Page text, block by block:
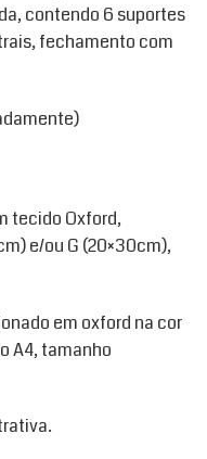
contendo 6 suportes
fechamento com
tecido Oxford,
e/ou G (20×30cm),
em oxford na cor
A4, tamanho